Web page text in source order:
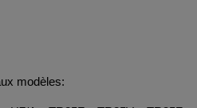
modèles: